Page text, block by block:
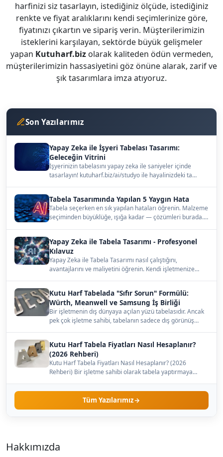
harfinizi siz tasarlayın, istediğiniz ölçüde, istediğiniz
renkte ve fiyat aralıklarını kendi seçimlerinize göre,
fiyatınızı çıkartın ve sipariş verin. Müşterilerimizin
isteklerini karşılayan, sektörde büyük gelişmeler
yapan Kutuharf.bizolarak kaliteden ödün vermeden,
müşterilerimizin hassasiyetini göz önüne alarak, zarif ve
şık tasarımlara imza atıyoruz.
Son Yazılarımız
Yapay Zeka ile İşyeri Tabelası Tasarımı:
Geleceğin Vitrini
İşyerinizin tabelasını yapay zeka ile saniyeler içinde
tasarlayın! kutuharf.biz/ai/studyo ile hayalinizdeki ta…
Tabela Tasarımında Yapılan 5 Yaygın Hata
Tabela seçerken en sık yapılan hataları öğrenin. Malzeme
seçiminden büyüklüğe, ışığa kadar — çözümleri burada.…
Yapay Zeka ile Tabela Tasarımı - Profesyonel
Kılavuz
Yapay Zeka ile Tabela Tasarımı nasıl çalıştığını,
avantajlarını ve maliyetini öğrenin. Kendi işletmenize
Kutu Harf Tabelada "Sıfır Sorun" Formülü:
Würth, Meanwell ve Samsung İş Birliği
Bir işletmenin dış dünyaya açılan yüzü tabelasıdır. Ancak
pek çok işletme sahibi, tabelanın sadece dış görünüş…
Kutu Harf Tabela Fiyatları Nasıl Hesaplanır?
(2026 Rehberi)
Kutu Harf Tabela Fiyatları Nasıl Hesaplanır? (2026
Rehberi) Bir işletme sahibi olarak tabela yaptırmaya
Tüm Yazılarımız
Hakkımızda